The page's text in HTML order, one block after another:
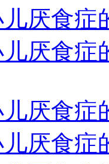
厌食症
厌食症
厌食症
厌食症